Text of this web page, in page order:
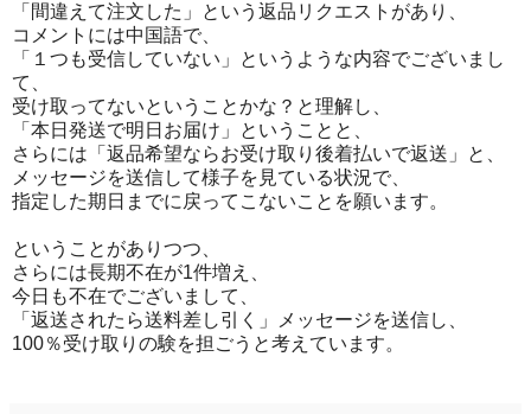
「間違えて注文した」という返品リクエストがあり、
コメントには中国語で、
「１つも受信していない」というような内容でございまし
て、
受け取ってないということかな？と理解し、
「本日発送で明日お届け」ということと、
さらには「返品希望ならお受け取り後着払いで返送」と、
メッセージを送信して様子を見ている状況で、
指定した期日までに戻ってこないことを願います。
ということがありつつ、
さらには長期不在が1件増え、
今日も不在でございまして、
「返送されたら送料差し引く」メッセージを送信し、
100％受け取りの験を担ごうと考えています。